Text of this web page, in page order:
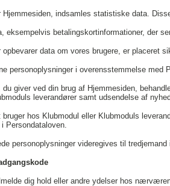
Hjemmesiden, indsamles statistiske data.
eksempelvis betalingskortinformationer, der
opbevarer data om vores brugere, er placeret
personoplysninger i overensstemmelse med
du giver ved din brug af Hjemmesiden,
leverandører samt udsendelse af
bruger hos Klubmodul eller Klubmoduls
Persondataloven.
personoplysninger videregives til
dig hold eller andre ydelser hos